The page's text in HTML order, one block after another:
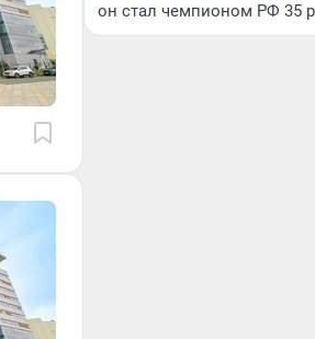
он стал чемпионом РФ 35